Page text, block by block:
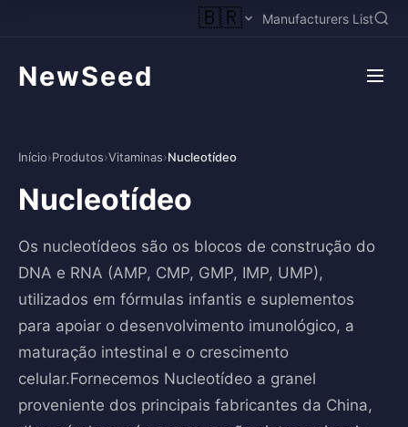
🇧🇷 Manufacturers List
NewSeed
Início›Produtos›Vitaminas›Nucleotídeo
Nucleotídeo
Os nucleotídeos são os blocos de construção do
DNA e RNA (AMP, CMP, GMP, IMP, UMP),
utilizados em fórmulas infantis e suplementos
para apoiar o desenvolvimento imunológico, a
maturação intestinal e o crescimento
celular.Fornecemos Nucleotídeo a granel
proveniente dos principais fabricantes da China,